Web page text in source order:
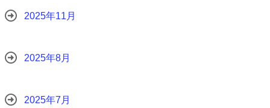
2025年11月
2025年8月
2025年7月